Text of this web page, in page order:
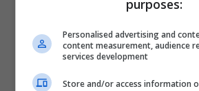
purposes:
Personalised advertising and
content measurement, audience
services development
Store and/or access information